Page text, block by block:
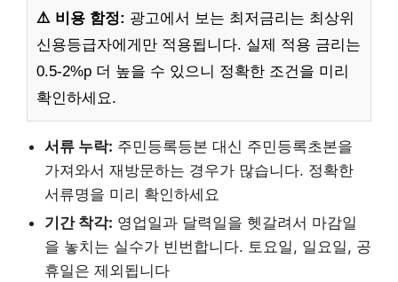
⚠️ 비용 함정: 광고에서 보는 최저금리는 최상위
신용등급자에게만 적용됩니다. 실제 적용 금리는
0.5-2%p 더 높을 수 있으니 정확한 조건을 미리
확인하세요.
서류 누락: 주민등록등본 대신 주민등록초본을
가져와서 재방문하는 경우가 많습니다. 정확한
서류명을 미리 확인하세요
기간 착각: 영업일과 달력일을 헷갈려서 마감일
을 놓치는 실수가 빈번합니다. 토요일, 일요일, 공
휴일은 제외됩니다